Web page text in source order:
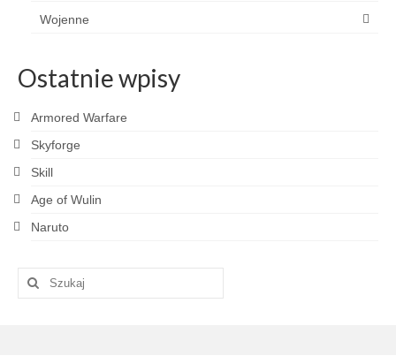
Wojenne
Ostatnie wpisy
Armored Warfare
Skyforge
Skill
Age of Wulin
Naruto
Szuklaj